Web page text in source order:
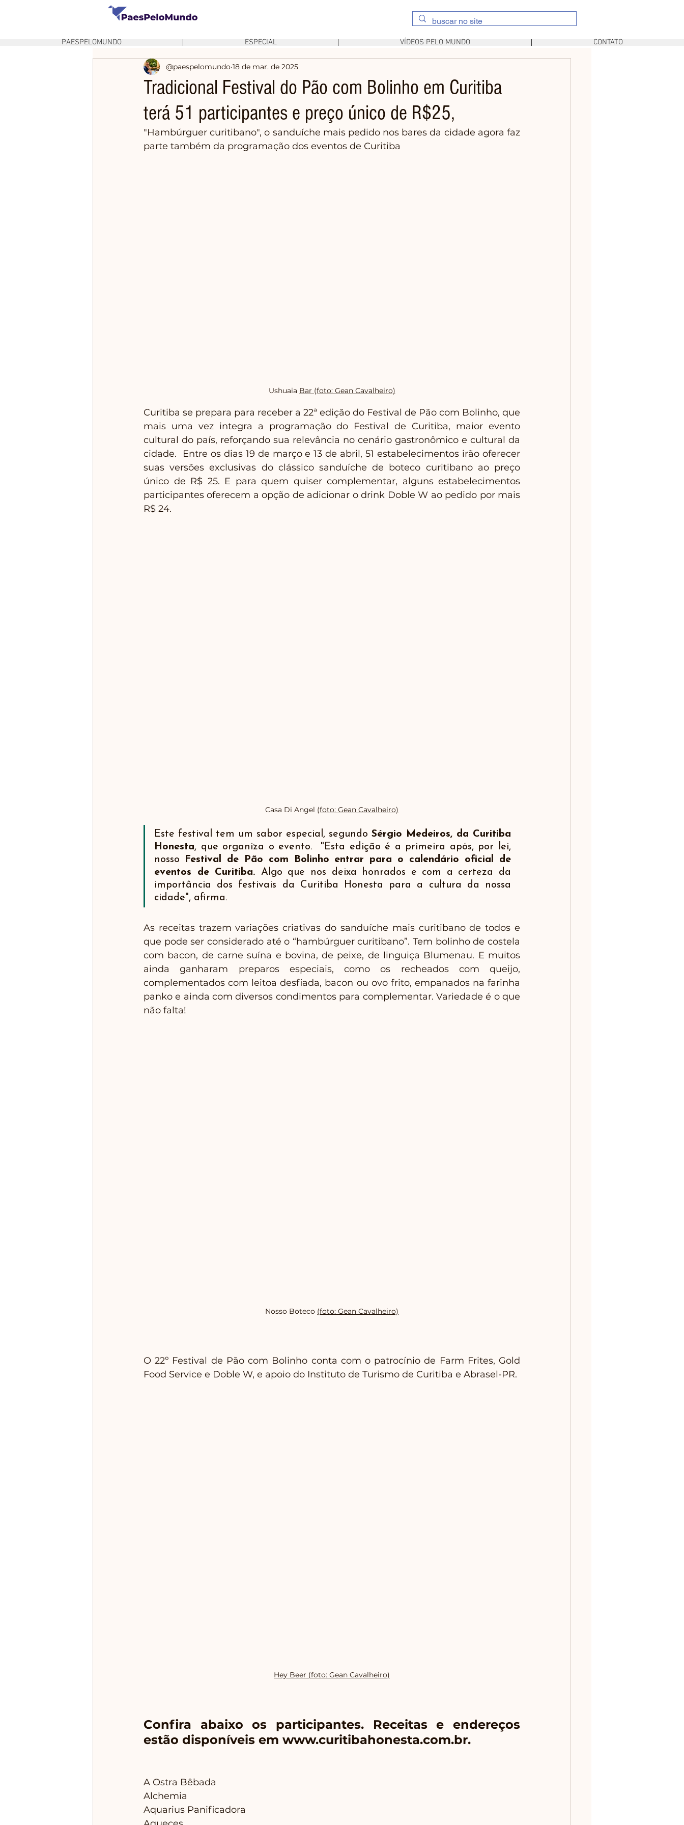
PAESPELOMUNDO ESPECIAL VÍDEOS PELO MUNDO CONTATO
Tradicional Festival do Pão com Bolinho em Curitiba
terá 51 participantes e preço único de R$25,
@paespelomundo 18 de mar. de 2025
"Hambúrguer curitibano", o sanduíche mais pedido nos bares da cidade agora faz
parte também da programação dos eventos de Curitiba
Ushuaia Bar (foto: Gean Cavalheiro)
Curitiba se prepara para receber a 22ª edição do Festival de Pão com Bolinho, que
mais uma vez integra a programação do Festival de Curitiba, maior evento
cultural do país, reforçando sua relevância no cenário gastronômico e cultural da
cidade.  Entre os dias 19 de março e 13 de abril, 51 estabelecimentos irão oferecer
suas versões exclusivas do clássico sanduíche de boteco curitibano ao preço
único de R$ 25. E para quem quiser complementar, alguns estabelecimentos
participantes oferecem a opção de adicionar o drink Doble W ao pedido por mais
R$ 24.
Casa Di Angel (foto: Gean Cavalheiro)
Este festival tem um sabor especial, segundo Sérgio Medeiros, da Curitiba
Honesta, que organiza o evento.  "Esta edição é a primeira após, por lei,
nosso
Festival de Pão com Bolinho entrar para o calendário oficial de
eventos de Curitiba. Algo que nos deixa honrados e com a certeza da
importância dos festivais da Curitiba Honesta para a cultura da nossa
cidade", afirma.
As receitas trazem variações criativas do sanduíche mais curitibano de todos e
que pode ser considerado até o “hambúrguer curitibano”. Tem bolinho de costela
com bacon, de carne suína e bovina, de peixe, de linguiça Blumenau. E muitos
ainda ganharam preparos especiais, como os recheados com queijo,
complementados com leitoa desfiada, bacon ou ovo frito, empanados na farinha
panko e ainda com diversos condimentos para complementar. Variedade é o que
não falta!
Nosso Boteco (foto: Gean Cavalheiro)
O 22º Festival de Pão com Bolinho conta com o patrocínio de Farm Frites, Gold
Food Service e Doble W, e apoio do Instituto de Turismo de Curitiba e Abrasel-PR.
Hey Beer (foto: Gean Cavalheiro)
Confira abaixo os participantes. Receitas e endereços
estão disponíveis em www.curitibahonesta.com.br.
A Ostra Bêbada
Alchemia
Aquarius Panificadora